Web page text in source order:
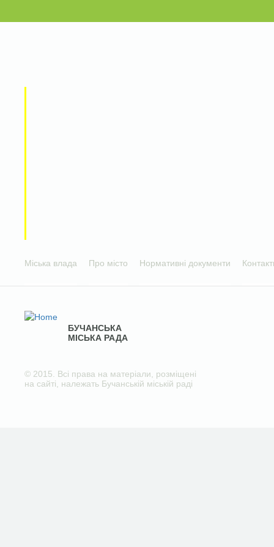
Міська влада Про місто Нормативні документи
БУЧАНСЬКА
МІСЬКА РАДА
© 2015. Всі права на матеріали, розміщені
на сайті, належать Бучанській міській раді